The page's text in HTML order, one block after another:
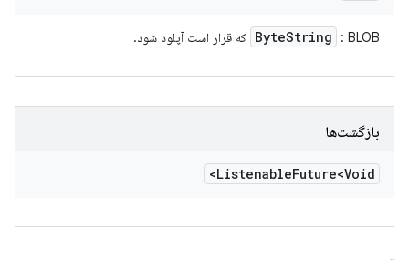
ByteString : BLOB که قرار است آپلود شود.
بازگشت‌ها
ListenableFuture<Void>